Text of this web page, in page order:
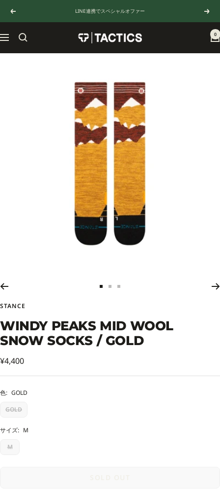
テ
ン
ツ
へ
戻
る
LINE連携でスペシャルオファー
次
へ
ナ
TACTICS
JAPAN
0
ス
ド
に
移
ス
ド
に
移
ス
ド
に
移
STANCE
WINDY PEAKS MID WOOL
SNOW SOCKS / GOLD
セ
ー
格
¥4,400
色: GOLD
GOLD
サイズ: M
M